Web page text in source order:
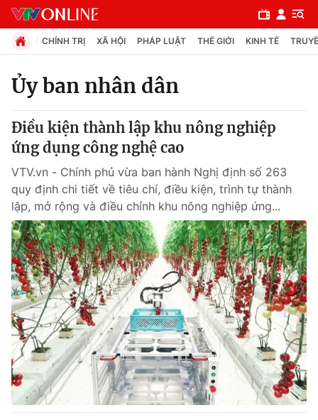
Chuyên mục
Chính trị
Xã hội
Pháp luật
Y tế
Thế giới
Tin tức
Thế giới đó đây
Câu chuyện quốc tế
Kinh tế
Tài chính
Thị trường
Dữ liệu và đời sống
CHÍNH TRỊ XÃ HỘI PHÁP LUẬT THẾ GIỚI KINH TẾ
Ủy ban nhân dân
Điều kiện thành lập khu nông nghiệp
ứng dụng công nghệ cao
VTV.vn - Chính phủ vừa ban hành Nghị định số 263
quy định chi tiết về tiêu chí, điều kiện, trình tự thành
lập, mở rộng và điều chỉnh khu nông nghiệp ứng...